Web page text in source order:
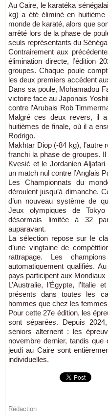
Au Caire, le karatéka
kg) a été éliminé en
monde de karaté, alors que
arrêté lors de la phase de
seuls représentants du
Contrairement aux
élimination directe, l’édition
groupes. Chaque poule
les deux premiers accèdent
Dans sa poule, Mohamadou
victoire face au Japonais
contre l’Arubais Rob
Malgré ces deux revers, il
huitièmes de finale, où il a
Rodrigo.
Makhtar Diop (-84 kg), l’autre
franchi la phase de groupes.
Kvesić et le Jordanien
un match nul contre l’Anglais
Les Championnats du
déroulent jusqu’à dimanche.
d’un nouveau système de
Jeux olympiques de
désormais limitée à 32
auparavant.
La sélection repose sur le
d’une vingtaine de
rattrapage. Les
automatiquement qualifiés.
pays participent aux Mondiaux
L’Australie, l’Égypte,
présents dans toutes les
hommes que chez les
Pour cette 27e édition, les
sont séparées. Depuis
seniors alternent : les
novembre dernier, tandis
jeudi au Caire sont
individuelles.
Rédaction